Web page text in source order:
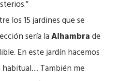
los 15 jardines que se
sería laAlhambrade
En este jardín hacemos
También me